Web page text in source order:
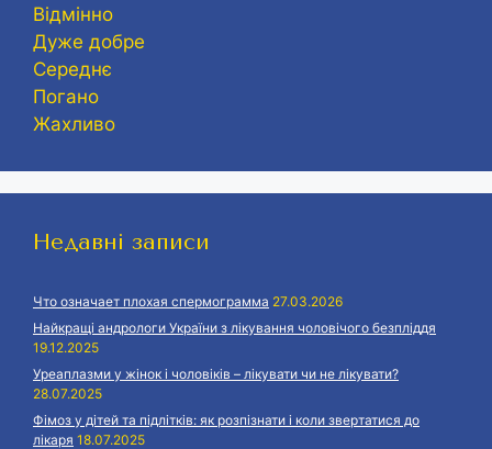
Відмінно
Дуже добре
Середнє
Погано
Жахливо
Недавні записи
Что означает плохая спермограмма 27.03.2026
Найкращі андрологи України з лікування чоловічого безпліддя
19.12.2025
Уреаплазми у жінок і чоловіків – лікувати чи не лікувати?
28.07.2025
Фімоз у дітей та підлітків: як розпізнати і коли звертатися до
лікаря 18.07.2025